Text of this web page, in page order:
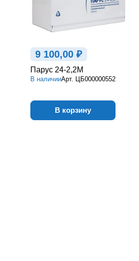
9 100,00 ₽
Парус 24-2,2М
В наличииАрт. ЦБ000000552
В корзину